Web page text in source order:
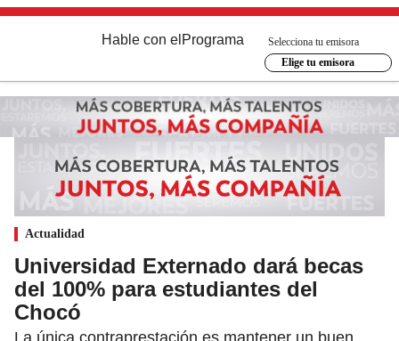
Hable con el Programa
Selecciona tu emisora
Elige tu emisora
Actualidad
Universidad Externado dará becas
del 100% para estudiantes del
Chocó
La única contraprestación es mantener un buen